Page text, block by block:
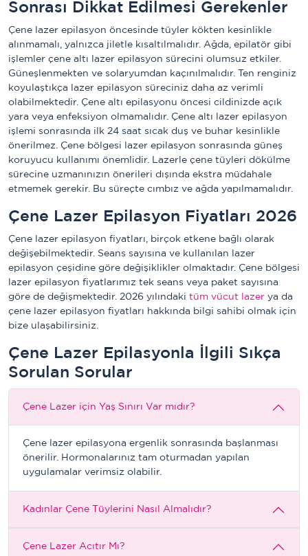
Sonrası Dikkat Edilmesi Gerekenler
Çene lazer epilasyon öncesinde tüyler kökten kesinlikle
alınmamalı, yalnızca jiletle kısaltılmalıdır. Ağda, epilatör gibi
işlemler çene altı lazer epilasyon sürecini olumsuz etkiler.
Güneşlenmekten ve solaryumdan kaçınılmalıdır. Ten renginiz
koyulaştıkça lazer epilasyon süreciniz daha az verimli
olabilmektedir. Çene altı epilasyonu öncesi cildinizde açık
yara veya enfeksiyon olmamalıdır. Çene altı lazer epilasyon
işlemi sonrasında ilk 24 saat sıcak duş ve buhar kesinlikle
önerilmez. Çene bölgesi lazer epilasyon sonrasında güneş
koruyucu kullanımı önemlidir. Lazerle çene tüyleri dökülme
sürecine uzmanınızın önerileri dışında ekstra müdahale
etmemek gerekir. Bu süreçte cımbız ve ağda yapılmamalıdır.
Çene Lazer Epilasyon Fiyatları 2026
Çene lazer epilasyon fiyatları, birçok etkene bağlı olarak
değişebilmektedir. Seans sayısına ve kullanılan lazer
epilasyon çeşidine göre değişiklikler olmaktadır. Çene bölgesi
lazer epilasyon fiyatlarımız tek seans veya paket sayısına
göre de değişmektedir. 2026 yılındaki tüm vücut lazer ya da
çene lazer epilasyon fiyatları hakkında bilgi sahibi olmak için
bize ulaşabilirsiniz.
Çene Lazer Epilasyonla İlgili Sıkça
Sorulan Sorular
Çene Lazer için Yaş Sınırı Var mıdır?
Çene lazer epilasyona ergenlik sonrasında başlanması
önerilir. Hormonalarınız tam oturmadan yapılan
uygulamalar verimsiz olabilir.
Kadınlar Çene Tüylerini Nasıl Almalıdır?
Çene Lazer Acıtır Mı?